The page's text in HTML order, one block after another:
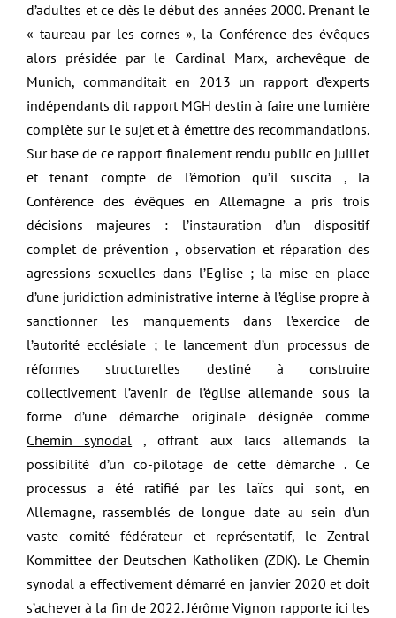
d’adultes et ce dès le début des années 2000. Prenant le
« taureau par les cornes », la Conférence des évêques
alors présidée par le Cardinal Marx, archevêque de
Munich, commanditait en 2013 un rapport d’experts
indépendants dit rapport MGH destin à faire une lumière
complète sur le sujet et à émettre des recommandations.
Sur base de ce rapport finalement rendu public en juillet
et tenant compte de l’émotion qu’il suscita , la
Conférence des évêques en Allemagne a pris trois
décisions majeures : l’instauration d’un dispositif
complet de prévention , observation et réparation des
agressions sexuelles dans l’Eglise ; la mise en place
d’une juridiction administrative interne à l’église propre à
sanctionner les manquements dans l’exercice de
l’autorité ecclésiale ; le lancement d’un processus de
réformes structurelles destiné à construire
collectivement l’avenir de l’église allemande sous la
forme d’une démarche originale désignée comme
Chemin synodal , offrant aux laïcs allemands la
possibilité d’un co-pilotage de cette démarche . Ce
processus a été ratifié par les laïcs qui sont, en
Allemagne, rassemblés de longue date au sein d’un
vaste comité fédérateur et représentatif, le Zentral
Kommittee der Deutschen Katholiken (ZDK). Le Chemin
synodal a effectivement démarré en janvier 2020 et doit
s’achever à la fin de 2022. Jérôme Vignon rapporte ici les